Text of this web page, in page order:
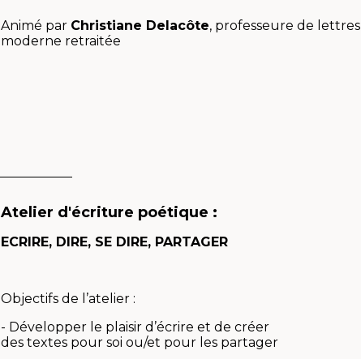
Animé par Christiane Delacôte, professeure de lettres
moderne retraitée
Atelier d'écriture poétique :
ECRIRE, DIRE, SE DIRE, PARTAGER
Objectifs de l’atelier :
- Développer le plaisir d’écrire et de créer
des textes pour soi ou/et pour les partager